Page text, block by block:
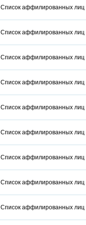
Список аффилированных
Список аффилированных
Список аффилированных
Список аффилированных
Список аффилированных
Список аффилированных
Список аффилированных
Список аффилированных
Список аффилированных